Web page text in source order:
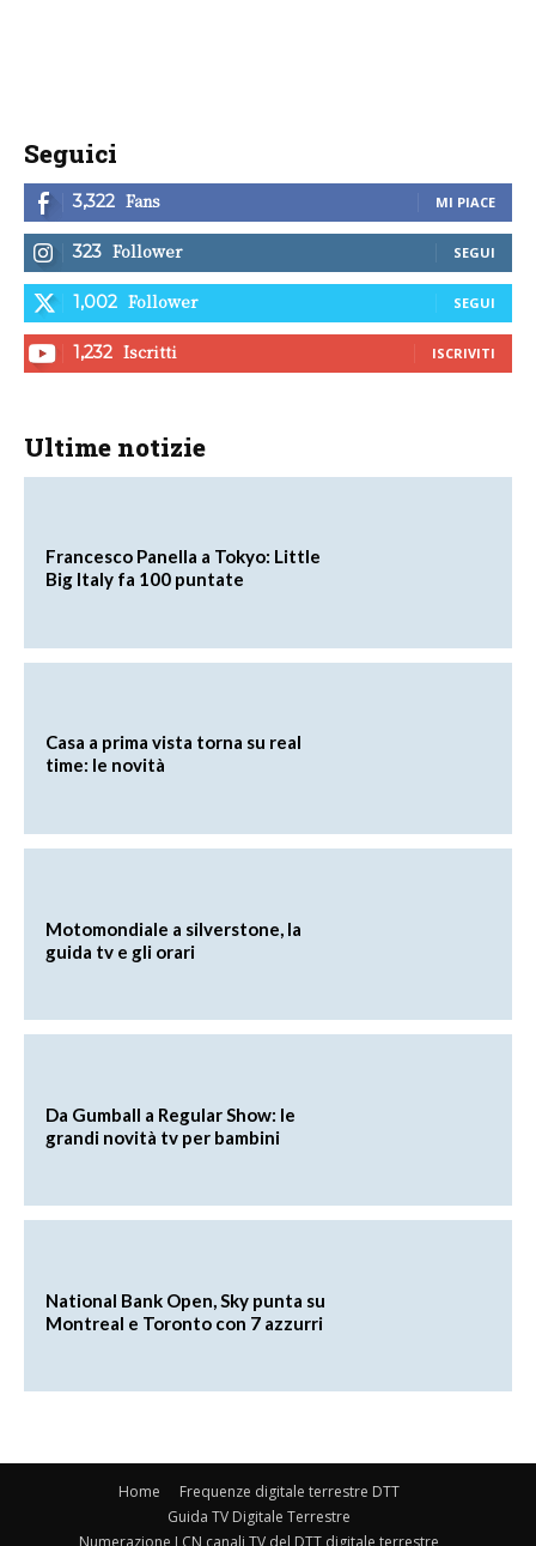
Seguici
3,322 Fans MI PIACE
323 Follower SEGUI
1,002 Follower SEGUI
1,232 Iscritti ISCRIVITI
Ultime notizie
Francesco Panella a Tokyo: Little
Big Italy fa 100 puntate
Casa a prima vista torna su real
time: le novità
Motomondiale a silverstone, la
guida tv e gli orari
Da Gumball a Regular Show: le
grandi novità tv per bambini
National Bank Open, Sky punta su
Montreal e Toronto con 7 azzurri
Home
Frequenze digitale terrestre DTT
Guida TV Digitale Terrestre
Numerazione LCN canali TV del DTT digitale terrestre